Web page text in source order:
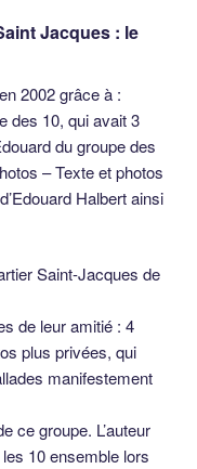
Jacques : le
2002 grâce à :
des 10, qui avait 3
du groupe des
– Texte et photos
Halbert ainsi
Saint-Jacques de
de leur amitié : 4
plus privées, qui
manifestement
ce groupe. L’auteur
10 ensemble lors